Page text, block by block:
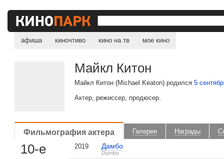
афиша киночтиво кино на тв мое кино
Майкл Китон
Майкл Китон (Michael Keaton) родился5
Актер, режиссер, продюсер.
Фильмография актера Галерея Награды
10-е 2019 Дамбо
Dumbo